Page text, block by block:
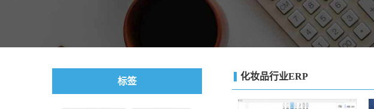
化妆品行业ERP
标签